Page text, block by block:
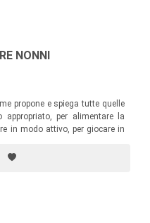
NONNI
propone e spiega tutte quelle
per alimentare la
in modo attivo, per giocare in